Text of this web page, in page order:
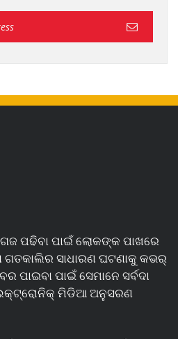
ପଢିବା ପାଇଁ ଲୋକଙ୍କ ପାଖରେ
ଗତକାଲିର ସାଧାରଣ ଘଟଣାକୁ କଭର୍
ପାଇବା ପାଇଁ ସେମାନେ ସର୍ବଦା
ମିଡିଆ ଅନୁସରଣ